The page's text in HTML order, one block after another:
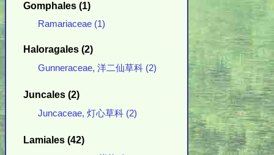
Gomphales (1)
Ramariaceae (1)
Haloragales (2)
Gunneraceae, 洋二仙草科 (2)
Juncales (2)
Juncaceae, 灯心草科 (2)
Lamiales (42)